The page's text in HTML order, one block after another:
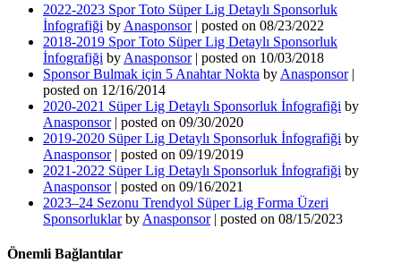
2022-2023 Spor Toto Süper Lig Detaylı Sponsorluk
İnfografiği by Anasponsor| posted on 08/23/2022
2018-2019 Spor Toto Süper Lig Detaylı Sponsorluk
İnfografiği by Anasponsor| posted on 10/03/2018
Sponsor Bulmak için 5 Anahtar Nokta by Anasponsor|
posted on 12/16/2014
2020-2021 Süper Lig Detaylı Sponsorluk İnfografiği by
Anasponsor| posted on 09/30/2020
2019-2020 Süper Lig Detaylı Sponsorluk İnfografiği by
Anasponsor| posted on 09/19/2019
2021-2022 Süper Lig Detaylı Sponsorluk İnfografiği by
Anasponsor| posted on 09/16/2021
2023–24 Sezonu Trendyol Süper Lig Forma Üzeri
Sponsorluklar by Anasponsor| posted on 08/15/2023
Önemli Bağlantılar